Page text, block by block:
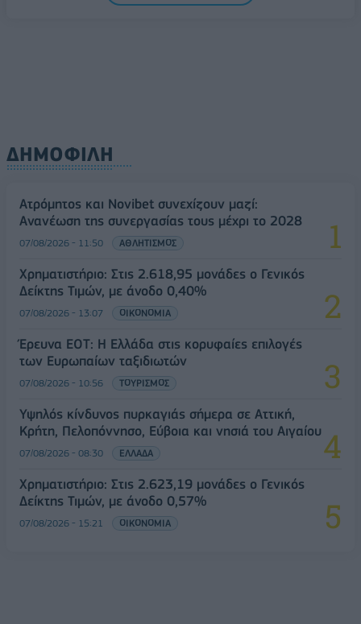
ΔΗΜΟΦΙΛΗ
Ατρόμητος και Novibet συνεχίζουν μαζί:
Ανανέωση της συνεργασίας τους μέχρι το 2028
07/08/2026 - 11:50 ΑΘΛΗΤΙΣΜΟΣ
Χρηματιστήριο: Στις 2.618,95 μονάδες ο Γενικός
Δείκτης Τιμών, με άνοδο 0,40%
07/08/2026 - 13:07 ΟΙΚΟΝΟΜΙΑ
Έρευνα ΕΟΤ: Η Ελλάδα στις κορυφαίες επιλογές
των Ευρωπαίων ταξιδιωτών
07/08/2026 - 10:56 ΤΟΥΡΙΣΜΟΣ
Υψηλός κίνδυνος πυρκαγιάς σήμερα σε Αττική,
Κρήτη, Πελοπόννησο, Εύβοια και νησιά του Αιγαίου
07/08/2026 - 08:30 ΕΛΛΑΔΑ
Χρηματιστήριο: Στις 2.623,19 μονάδες ο Γενικός
Δείκτης Τιμών, με άνοδο 0,57%
07/08/2026 - 15:21 ΟΙΚΟΝΟΜΙΑ